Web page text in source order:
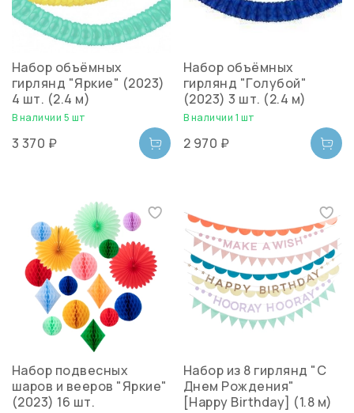
Набор объёмных
гирлянд "Яркие" (2023)
4 шт. (2.4 м)
В наличии 5 шт
3 370 ₽
Набор объёмных
гирлянд "Голубой"
(2023) 3 шт. (2.4 м)
В наличии 1 шт
2 970 ₽
Набор подвесных
шаров и вееров "Яркие"
(2023) 16 шт.
Набор из 8 гирлянд "С
Днем Рождения"
[Happy Birthday] (1.8 м)